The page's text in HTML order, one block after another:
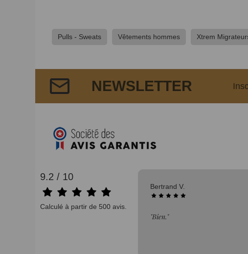
Pulls - Sweats Vêtements hommes Xtrem
NEWSLETTER
9.2 / 10
Calculé à partir de 500 avis.
06/08/2026 Bertrand V.
"Bien."